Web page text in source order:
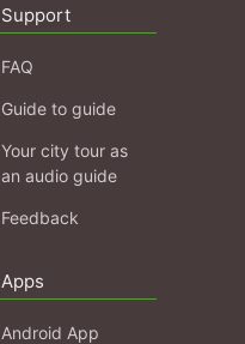
Support
FAQ
Guide to guide
Your city tour as
an audio guide
Feedback
Apps
Android App